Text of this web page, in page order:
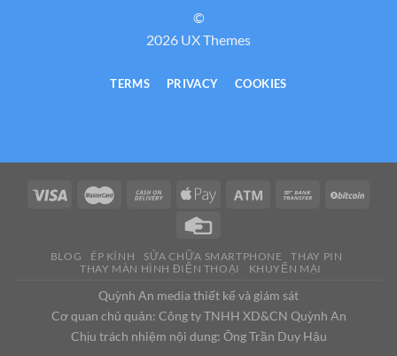
©
2026 UX Themes
TERMS PRIVACY COOKIES
BLOG ÉP KÍNH SỬA CHỮA SMARTPHONE
THAY PIN
THAY MÀN HÌNH ĐIỆN THOẠI
KHUYẾN MẠI
Quỳnh An media thiết kế và giám sát
Cơ quan chủ quản: Công ty TNHH XD&CN Quỳnh An
Chịu trách nhiệm nội dung: Ông Trần Duy Hậu